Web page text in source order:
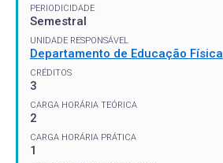
PERIODICIDADE
Semestral
UNIDADE RESPONSÁVEL
Departamento de Educação Física
CRÉDITOS
3
CARGA HORÁRIA TEÓRICA
2
CARGA HORÁRIA PRÁTICA
1